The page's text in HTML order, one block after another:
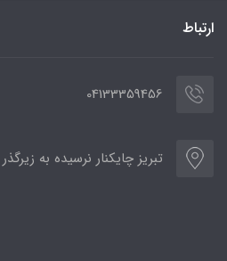
ارتباط
04133359456
تبریز چایکنار نرسیده به